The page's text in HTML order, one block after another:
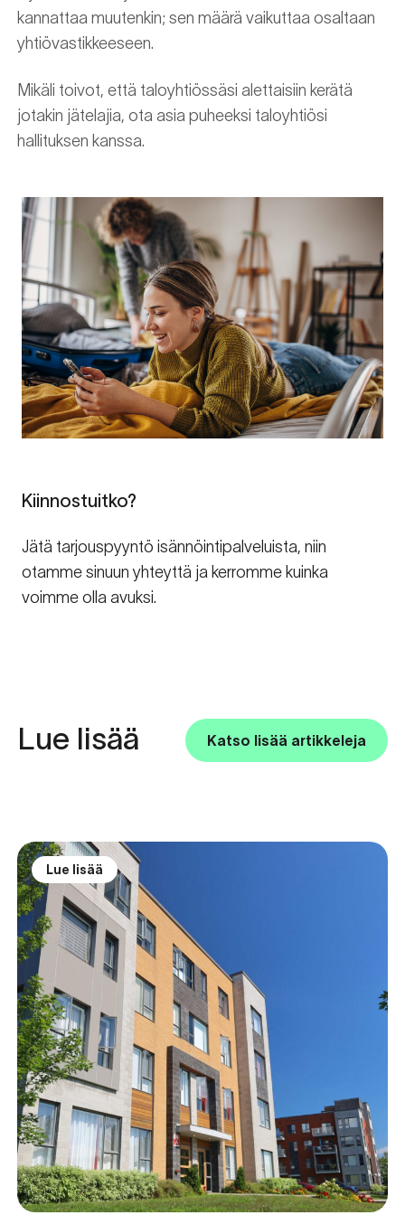
kannattaa muutenkin; sen määrä vaikuttaa osaltaan
yhtiövastikkeeseen.
Mikäli toivot, että taloyhtiössäsi alettaisiin kerätä
jotakin jätelajia, ota asia puheeksi taloyhtiösi
hallituksen kanssa.
Kiinnostuitko?
Jätä tarjouspyyntö isännöintipalveluista, niin
otamme sinuun yhteyttä ja kerromme kuinka
voimme olla avuksi.
Lue lisää
Lue lisää